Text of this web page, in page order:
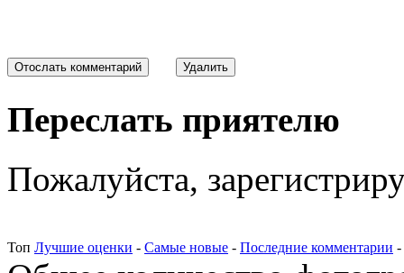
Переслать приятелю
Пожалуйста,
Топ Лучшие оценки - Самые новые - Последние комментарии -